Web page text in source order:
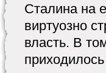
Сталина на
виртуозно
власть. В